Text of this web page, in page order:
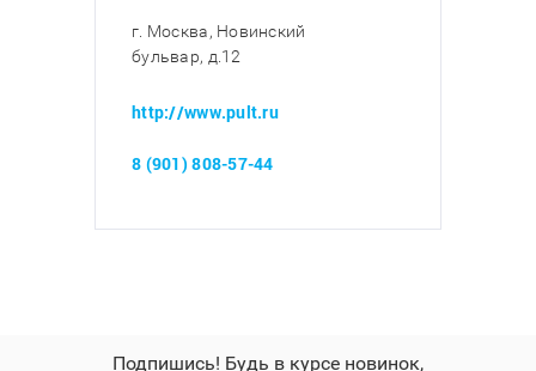
г. Москва, Новинский
бульвар, д.12
http://www.pult.ru
8 (901) 808-57-44
Подпишись! Будь в курсе новинок,